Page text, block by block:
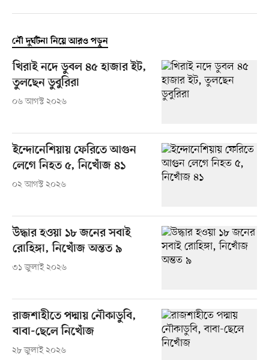
নৌ দুর্ঘটনা নিয়ে আরও পড়ুন
খিরাই নদে ডুবল ৪৫ হাজার ইট,
তুলছেন ডুবুরিরা
০৬ আগস্ট ২০২৬
ইন্দোনেশিয়ায় ফেরিতে আগুন
লেগে নিহত ৫, নিখোঁজ ৪১
০২ আগস্ট ২০২৬
উদ্ধার হওয়া ১৮ জনের সবাই
রোহিঙ্গা, নিখোঁজ অন্তত ৯
৩১ জুলাই ২০২৬
রাজশাহীতে পদ্মায় নৌকাডুবি,
বাবা-ছেলে নিখোঁজ
২৮ জুলাই ২০২৬